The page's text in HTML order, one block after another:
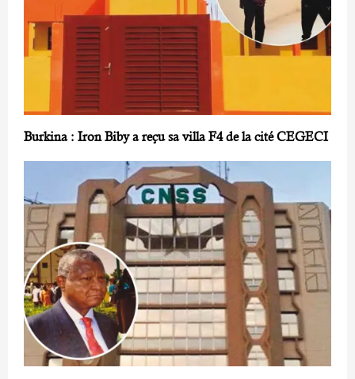
Burkina : Iron Biby a reçu sa villa F4 de la cité CEGECI